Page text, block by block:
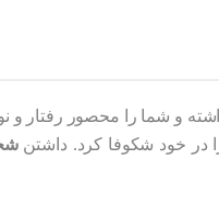
و شما را محصور
در خود شکوفا کرد. داشتن